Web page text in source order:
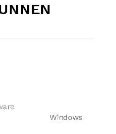
Windows